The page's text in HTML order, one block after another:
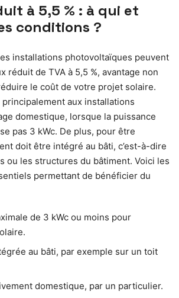
à 5,5 % : à qui et
conditions ?
installations photovoltaïques peuvent
réduit de TVA à 5,5 %, avantage non
le coût de votre projet solaire.
principalement aux installations
domestique, lorsque la puissance
pas 3 kWc. De plus, pour être
doit être intégré au bâti, c’est-à-dire
ou les structures du bâtiment. Voici les
permettant de bénéficier du
de 3 kWc ou moins pour
au bâti, par exemple sur un toit
domestique, par un particulier.